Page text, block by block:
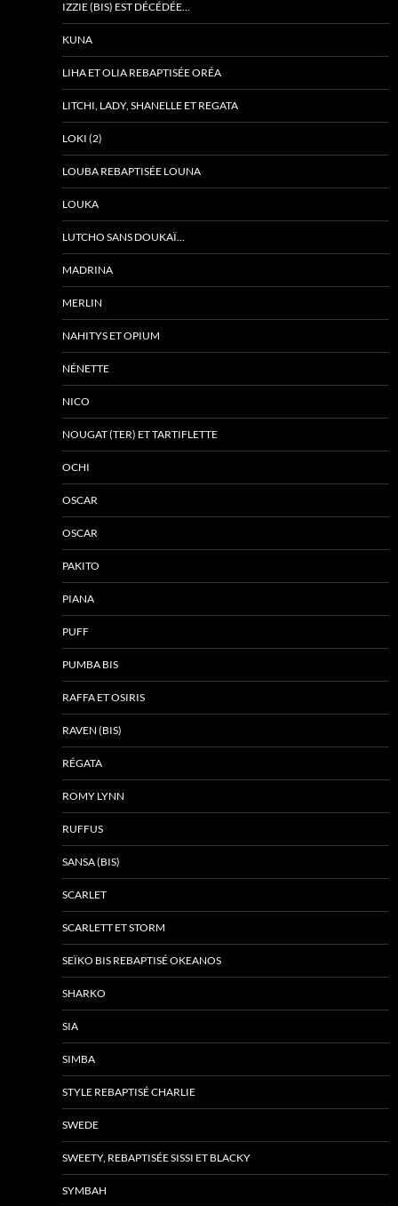
IZZIE (BIS) EST DÉCÉDÉE…
KUNA
LIHA ET OLIA REBAPTISÉE ORÉA
LITCHI, LADY, SHANELLE ET REGATA
LOKI (2)
LOUBA REBAPTISÉE LOUNA
LOUKA
LUTCHO SANS DOUKAÏ…
MADRINA
MERLIN
NAHITYS ET OPIUM
NÉNETTE
NICO
NOUGAT (TER) ET TARTIFLETTE
OCHI
OSCAR
OSCAR
PAKITO
PIANA
PUFF
PUMBA BIS
RAFFA ET OSIRIS
RAVEN (BIS)
RÉGATA
ROMY LYNN
RUFFUS
SANSA (BIS)
SCARLET
SCARLETT ET STORM
SEÏKO BIS REBAPTISÉ OKEANOS
SHARKO
SIA
SIMBA
STYLE REBAPTISÉ CHARLIE
SWEDE
SWEETY, REBAPTISÉE SISSI ET BLACKY
SYMBAH